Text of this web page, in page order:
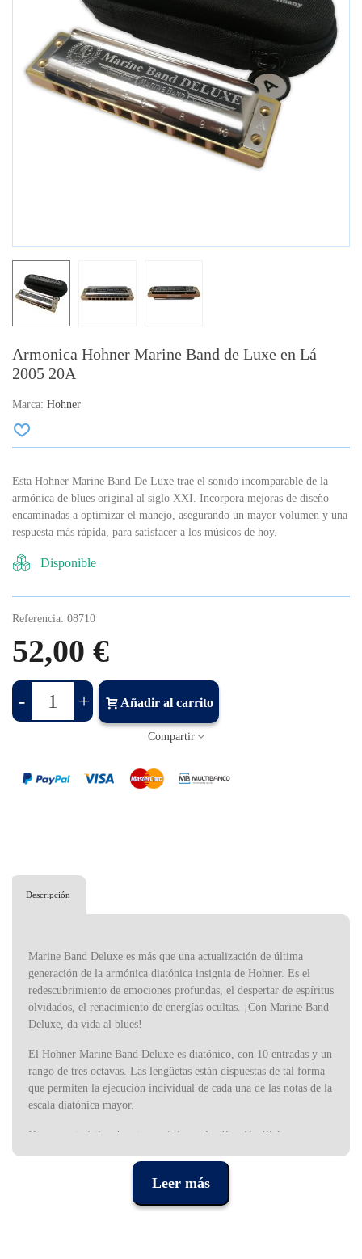
Armonica Hohner Marine Band de Luxe en Lá
2005 20A
Marca: Hohner
Esta Hohner Marine Band De Luxe trae el sonido incomparable de la
armónica de blues original al siglo XXI. Incorpora mejoras de diseño
encaminadas a optimizar el manejo, asegurando un mayor volumen y una
respuesta más rápida, para satisfacer a los músicos de hoy.
Disponible
Referencia: 08710
52,00 €
- + Añadir al carrito
Compartir
Descripción
Marine Band Deluxe es más que una actualización de última
generación de la armónica diatónica insignia de Hohner. Es el
redescubrimiento de emociones profundas, el despertar de espíritus
olvidados, el renacimiento de energías ocultas. ¡Con Marine Band
Deluxe, da vida al blues!
El Hohner Marine Band Deluxe es diatónico, con 10 entradas y un
rango de tres octavas. Las lengüetas están dispuestas de tal forma
que permiten la ejecución individual de cada una de las notas de la
escala diatónica mayor.
Otra característica de esta armónica es la afinación Richter
posible tocar los acordes de tónica y dominante en la parte baja de
la armónica y las notas de la escala de forma secuencial,
alternando respiración y aspiración.
Leer más